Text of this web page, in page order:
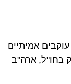
אמיתיים
בחו"ל, ארה"ב